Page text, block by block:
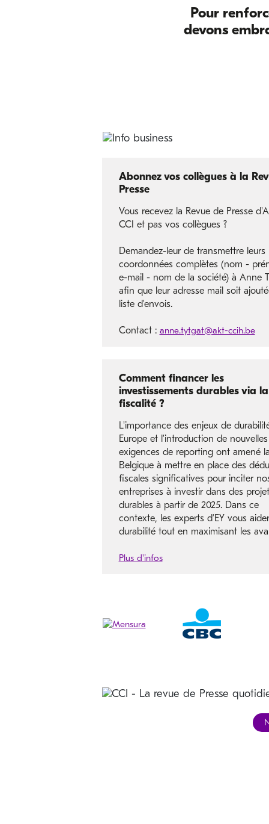
Pour
devons
Abonnez vos collègues à la
Presse
Vous recevez la Revue de Presse
CCI et pas vos collègues ?
Demandez-leur de transmettre leurs
coordonnées complètes (nom -
e-mail - nom de la société) à Anne
afin que leur adresse mail soit
liste d'envois.
Contact : anne.tytgat@akt-ccih.be
Comment financer les
investissements durables via la
fiscalité ?
L'importance des enjeux de
Europe et l’introduction de nouvelles
exigences de reporting ont amené
Belgique à mettre en place des
fiscales significatives pour inciter
entreprises à investir dans des
durables à partir de 2025. Dans ce
contexte, les experts d’EY vous
durabilité tout en maximisant les
Plus d'infos